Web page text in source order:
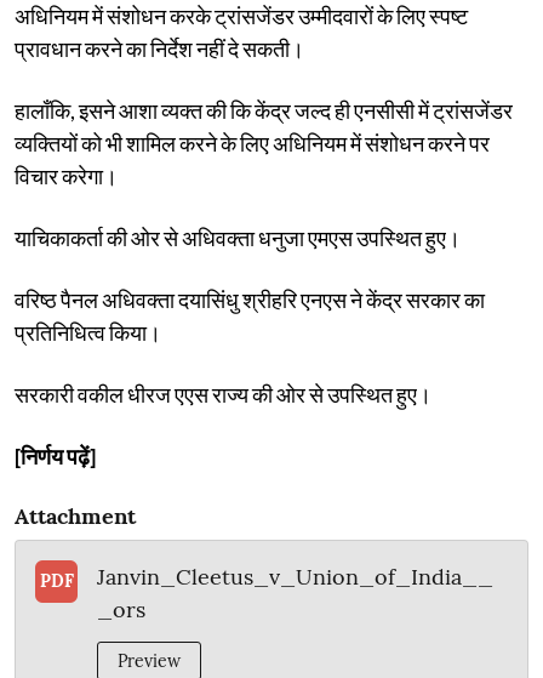
अधिनियम में संशोधन करके ट्रांसजेंडर उम्मीदवारों के लिए स्पष्ट
प्रावधान करने का निर्देश नहीं दे सकती।
हालाँकि, इसने आशा व्यक्त की कि केंद्र जल्द ही एनसीसी में ट्रांसजेंडर
व्यक्तियों को भी शामिल करने के लिए अधिनियम में संशोधन करने पर
विचार करेगा।
याचिकाकर्ता की ओर से अधिवक्ता धनुजा एमएस उपस्थित हुए।
वरिष्ठ पैनल अधिवक्ता दयासिंधु श्रीहरि एनएस ने केंद्र सरकार का
प्रतिनिधित्व किया।
सरकारी वकील धीरज एएस राज्य की ओर से उपस्थित हुए।
[निर्णय पढ़ें]
Attachment
PDF
Janvin_Cleetus_v_Union_of_India__
_ors
Preview